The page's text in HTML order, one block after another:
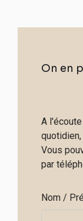
On en
A
Vous
par
Nom /